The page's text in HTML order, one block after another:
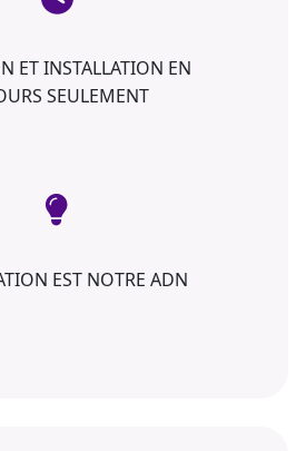
ET INSTALLATION EN
SEULEMENT
EST NOTRE ADN